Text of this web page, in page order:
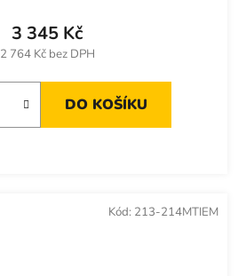
2 764 Kč bez DPH
3 345 Kč
DO KOŠÍKU
Kód: 213-214MTIEM